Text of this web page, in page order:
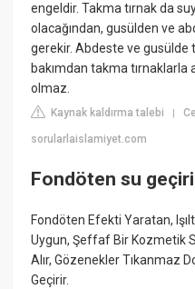
engeldir. Takma tırnak da
olacağından, gusülden ve
gerekir. Abdeste ve gusülde
bakımdan takma tırnaklarla
olmaz.
Kaynak kaldırma talebi |
sorularlaislamiyet.com
Fondöten su
Fondöten Efekti Yaratan,
Uygun, Şeffaf Bir Kozmetik
Alır, Gözenekler Tıkanmaz
Geçirir.